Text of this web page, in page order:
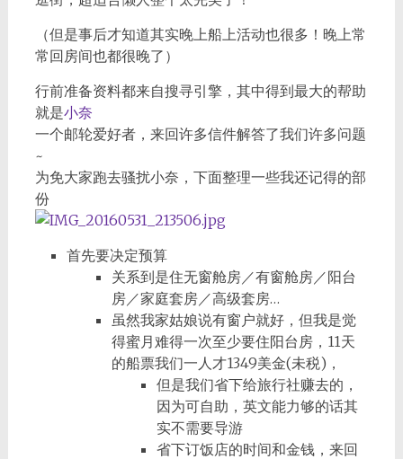
（但是事后才知道其实晚上船上活动也很多！晚上常
常回房间也都很晚了）
行前准备资料都来自搜寻引擎，其中得到最大的帮助
就是小奈
一个邮轮爱好者，来回许多信件解答了我们许多问题
~
为免大家跑去骚扰小奈，下面整理一些我还记得的部
份
首先要决定预算
关系到是住无窗舱房／有窗舱房／阳台
房／家庭套房／高级套房…
虽然我家姑娘说有窗户就好，但我是觉
得蜜月难得一次至少要住阳台房，11天
的船票我们一人才1349美金(未税)，
但是我们省下给旅行社赚去的，
因为可自助，英文能力够的话其
实不需要导游
省下订饭店的时间和金钱，来回